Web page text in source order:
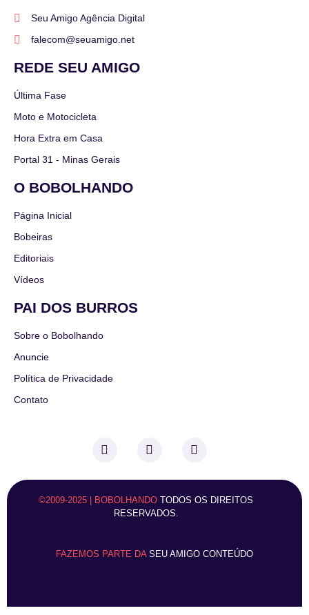
Seu Amigo Agência Digital
falecom@seuamigo.net
REDE SEU AMIGO
Última Fase
Moto e Motocicleta
Hora Extra em Casa
Portal 31 - Minas Gerais
O BOBOLHANDO
Página Inicial
Bobeiras
Editoriais
Vídeos
PAI DOS BURROS
Sobre o Bobolhando
Anuncie
Política de Privacidade
Contato
©2009-2025 | BOBOLHANDO TODOS OS DIREITOS
RESERVADOS.
FAZEMOS PARTE DA SEU AMIGO CONTEÚDO